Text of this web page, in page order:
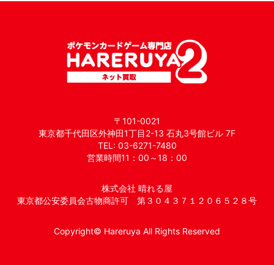
〒101-0021
東京都千代田区外神田1丁目2-13 石丸3号館ビル 7F
TEL: 03-6271-7480
営業時間11：00～18：00
株式会社 晴れる屋
東京都公安委員会古物商許可 第３０４３７１２０６５２８号
Copyright© Hareruya All Rights Reserved